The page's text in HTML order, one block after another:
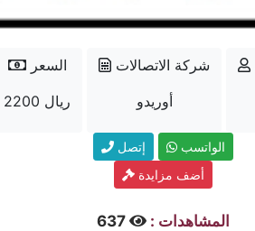
السعر
2200 ريال
شركة الاتصالات
أوريدو
إتصل
الواتسب
أضف مزايدة
المشاهدات : 637